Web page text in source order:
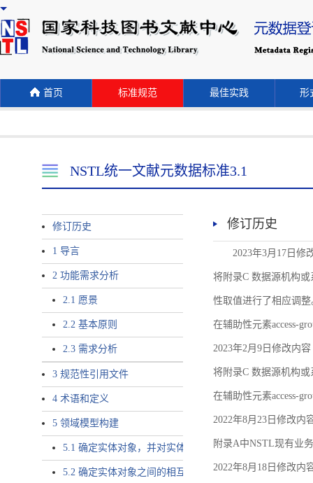
首页 标准规范 最佳实践 形
NSTL统一文献元数据标准3.1
修订历史
1 导言
2 功能需求分析
2.1 愿景
2.2 基本原则
2.3 需求分析
3 规范性引用文件
4 术语和定义
5 领域模型构建
5.1 确定实体对象，并对实体对象命名
5.2 确定实体对象之间的相互关系，定义实体对象之间的
修订历史
2023年3月17日修
将附录C 数据源机构或
性取值进行了相应调整
在辅助性元素access-
2023年2月9日修改内容
将附录C 数据源机构或
在辅助性元素access-
2022年8月23日修改内
附录A中NSTL现有业
2022年8月18日修改内